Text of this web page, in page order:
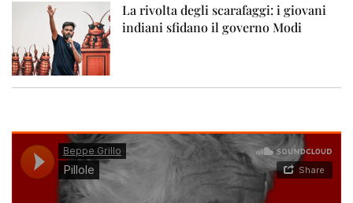
La rivolta degli scarafaggi: i giovani
indiani sfidano il governo Modi